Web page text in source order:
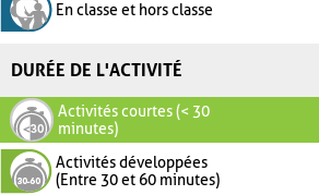
En classe et hors classe
DURÉE DE L'ACTIVITÉ
Activités courtes (< 30
minutes)
Activités développées
(Entre 30 et 60 minutes)